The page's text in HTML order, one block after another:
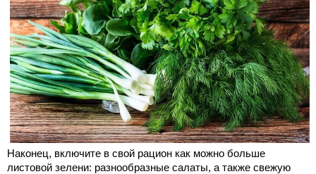
Наконец, включите в свой рацион как можно больше
листовой зелени: разнообразные салаты, а также свежую